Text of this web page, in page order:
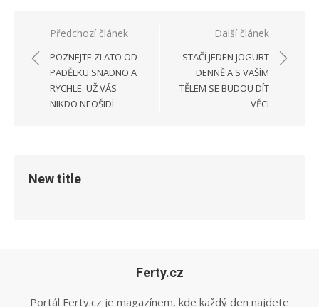
Navigace
pro
příspěvek
Předchozí článek
POZNEJTE ZLATO OD
PADĚLKU SNADNO A
RYCHLE. UŽ VÁS
NIKDO NEOŠIDÍ
Další článek
STAČÍ JEDEN JOGURT
DENNĚ A S VAŠÍM
TĚLEM SE BUDOU DÍT
VĚCI
New title
Ferty.cz
Portál Ferty.cz je magazínem, kde každý den najdete